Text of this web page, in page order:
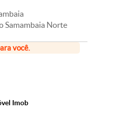
Samambaia Norte
você.
Imob